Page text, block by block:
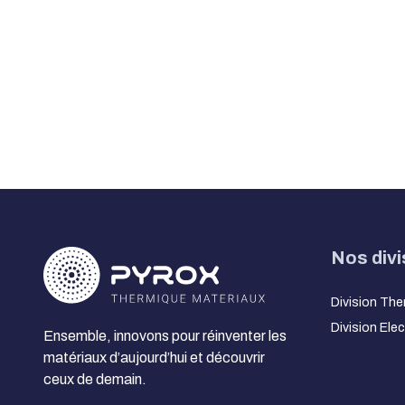
Ensemble, innovons pour réinventer les
matériaux d’aujourd’hui et découvrir
ceux de demain.
Nos
Division
Division